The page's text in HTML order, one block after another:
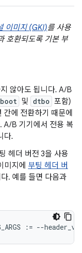
이미지 (GKI)를 사용
호환되도록 기본 부
않아도 됩니다. A/B
boot 및 dtbo 포함)
에 전환하기 때문에
A/B 기기에서 전용 복
다.
헤더 버전 3을 사용
미지에 부팅 헤더 버
. 예를 들면 다음과
:= --